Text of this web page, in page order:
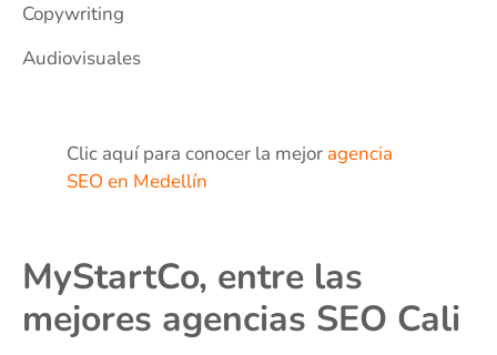
Copywriting
Audiovisuales
Clic aquí para conocer la mejor agencia
SEO en Medellín
MyStartCo, entre las
mejores agencias SEO Cali